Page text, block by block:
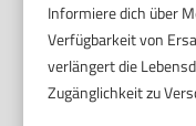
Informiere dich über
Verfügbarkeit von
verlängert die
Zugänglichkeit zu